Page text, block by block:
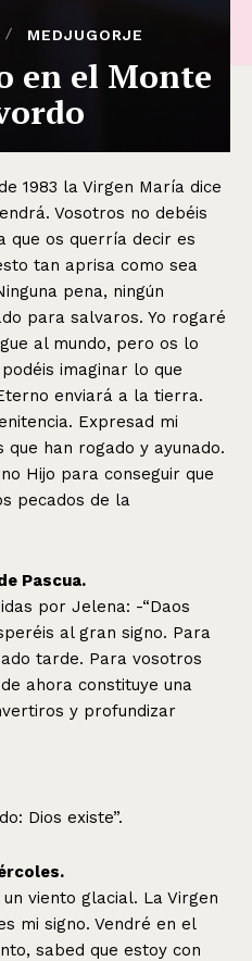
MEDJUGORJE
en el Monte
1983 la Virgen María dice
Vosotros no debéis
que os querría decir es
tan aprisa como sea
pena, ningún
para salvaros. Yo rogaré
al mundo, pero os lo
imaginar lo que
enviará a la tierra.
Expresad mi
han rogado y ayunado.
Hijo para conseguir que
pecados de la
Pascua.
por Jelena: -“Daos
al gran signo. Para
tarde. Para vosotros
ahora constituye una
y profundizar
Dios existe”.
viento glacial. La Virgen
mi signo. Vendré en el
sabed que estoy con